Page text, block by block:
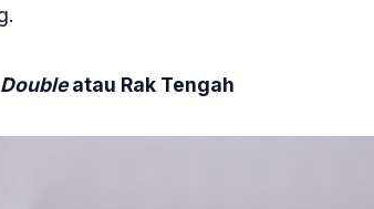
Doubleatau Rak Tengah